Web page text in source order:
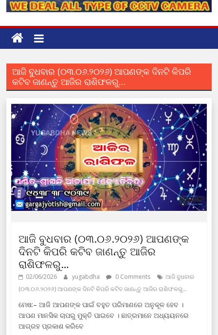
ଆଜି ବୁଧବାର (୦୩.୦୬.୨୦୨୬) ଆପଣଙ୍କ ଦିନଟି କିପରି
କଟିବ ଜାଣନ୍ତୁ ଆଜିର ରାଶିଫଳରୁ…
ଆଜି ବୁଧବାର (୦୩.୦୬.୨୦୨୬) ଆପଣଙ୍କ
ଦିନଟି କିପରି କଟିବ ଜାଣନ୍ତୁ ଆଜିର
ରାଶିଫଳରୁ…
02/06/2026 yugabdha 0 Comments
ଆଜି ବୁଧବାର
(୦୩.୦୬.୨୦୨୬) ଆପଣଙ୍କ ଦିନଟି କିପରି କଟିବ ଜାଣନ୍ତୁ ଆଜିର ରାଶିଫଳରୁ…
ମେଷ:– ଆଜି ଆପଣଙ୍କ ପାଇଁ ବହୁତ ପରିମାଣରେ ଅନୁକୂଳ ହେବ ।
ଆପଣ ମାନସିକ ଚାପରୁ ମୁକ୍ତି ପାଇବେ । ଛାତ୍ରମାନେ ଅଧ୍ୟୟନରେ
ଆଗ୍ରହ ପ୍ରକାଶ କରିବେ